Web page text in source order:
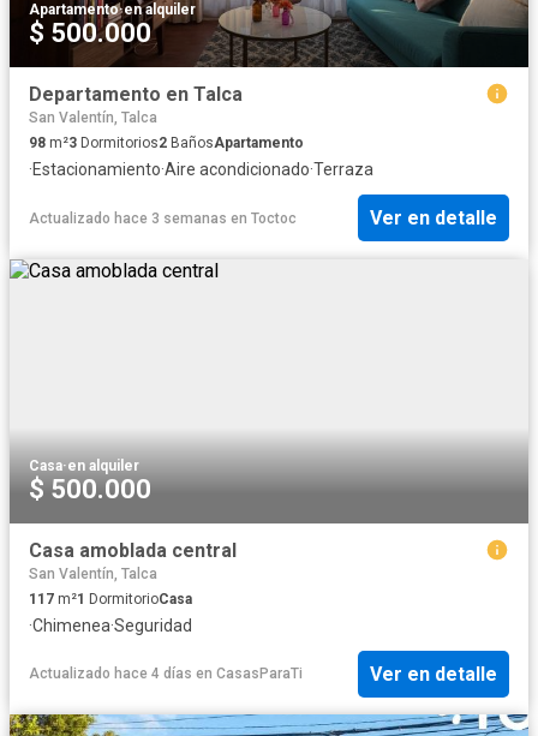
Apartamento·en alquiler
$ 500.000
Departamento en Talca
San Valentín, Talca
98 m²3 Dormitorios2 BañosApartamento
·Estacionamiento·Aire acondicionado·Terraza
Actualizado hace 3 semanas en Toctoc Ver en detalle
Casa·en alquiler
$ 500.000
Casa amoblada central
San Valentín, Talca
117 m²1 DormitorioCasa
·Chimenea·Seguridad
Actualizado hace 4 días en CasasParaTi Ver en detalle